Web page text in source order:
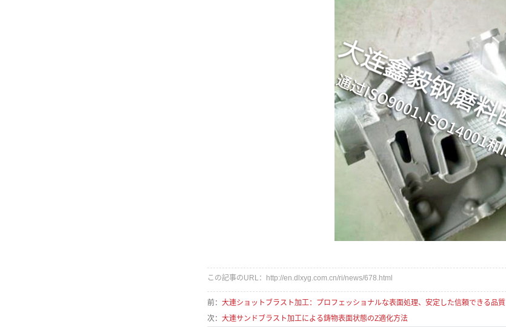
この記事のURL：http://en.dlxyg.com.cn/ri/news/678.html
前： 大連ショットブラスト加工：プロフェッショナルな表面処理、安定した信頼できる品質
次： 大連サンドブラスト加工による鋳物表面状態のZ適化方法